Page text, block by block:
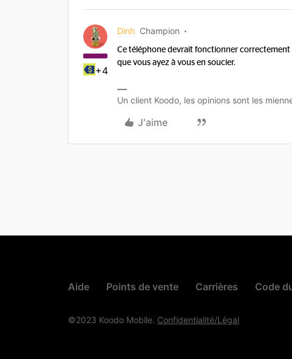
+4
Dinh Champion
Ce téléphone devrait fonctionner correctement
que vous ayez à vous en soucier.
Un client Koodo, les opinions sont les
J'aime
Aide Points de vente Carrières Code
©2023 Koodo Mobile. Confidentialité/Légal